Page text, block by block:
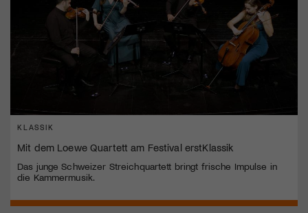
KLASSIK
Mit dem Loewe Quartett am Festival erstKlassik
Das junge Schweizer Streichquartett bringt frische Impulse in
die Kammermusik.